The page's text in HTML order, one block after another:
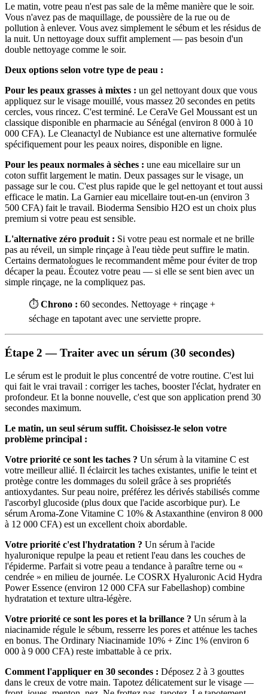
Le matin, votre peau n'est pas sale de la même manière que le soir.
Vous n'avez pas de maquillage, de poussière de la rue ou de
pollution à enlever. Vous avez simplement le sébum et les résidus de
la nuit. Un nettoyage doux suffit amplement — pas besoin d'un
double nettoyage comme le soir.
Deux options selon votre type de peau :
Pour les peaux grasses à mixtes : un gel nettoyant doux que vous
appliquez sur le visage mouillé, vous massez 20 secondes en petits
cercles, vous rincez. C'est terminé. Le CeraVe Gel Moussant est un
classique disponible en pharmacie au Sénégal (environ 8 000 à 10
000 CFA). Le Cleanactyl de Nubiance est une alternative formulée
spécifiquement pour les peaux noires, disponible en ligne.
Pour les peaux normales à sèches : une eau micellaire sur un
coton suffit largement le matin. Deux passages sur le visage, un
passage sur le cou. C'est plus rapide que le gel nettoyant et tout aussi
efficace le matin. La Garnier eau micellaire tout-en-un (environ 3
500 CFA) fait le travail. Bioderma Sensibio H2O est un choix plus
premium si votre peau est sensible.
L'alternative zéro produit : Si votre peau est normale et ne brille
pas au réveil, un simple rinçage à l'eau tiède peut suffire le matin.
Certains dermatologues le recommandent même pour éviter de trop
décaper la peau. Écoutez votre peau — si elle se sent bien avec un
simple rinçage, ne la compliquez pas.
⏱️ Chrono : 60 secondes. Nettoyage + rinçage +
séchage en tapotant avec une serviette propre.
Étape 2 — Traiter avec un sérum (30 secondes)
Le sérum est le produit le plus concentré de votre routine. C'est lui
qui fait le vrai travail : corriger les taches, booster l'éclat, hydrater en
profondeur. Et la bonne nouvelle, c'est que son application prend 30
secondes maximum.
Le matin, un seul sérum suffit. Choisissez-le selon votre
problème principal :
Votre priorité ce sont les taches ? Un sérum à la vitamine C est
votre meilleur allié. Il éclaircit les taches existantes, unifie le teint et
protège contre les dommages du soleil grâce à ses propriétés
antioxydantes. Sur peau noire, préférez les dérivés stabilisés comme
l'ascorbyl glucoside (plus doux que l'acide ascorbique pur). Le
sérum Aroma-Zone Vitamine C 10% & Astaxanthine (environ 8 000
à 12 000 CFA) est un excellent choix abordable.
Votre priorité c'est l'hydratation ? Un sérum à l'acide
hyaluronique repulpe la peau et retient l'eau dans les couches de
l'épiderme. Parfait si votre peau a tendance à paraître terne ou «
cendrée » en milieu de journée. Le COSRX Hyaluronic Acid Hydra
Power Essence (environ 12 000 CFA sur Fabellashop) combine
hydratation et texture ultra-légère.
Votre priorité ce sont les pores et la brillance ? Un sérum à la
niacinamide régule le sébum, resserre les pores et atténue les taches
en bonus. The Ordinary Niacinamide 10% + Zinc 1% (environ 6
000 à 9 000 CFA) reste imbattable à ce prix.
Comment l'appliquer en 30 secondes : Déposez 2 à 3 gouttes
dans le creux de votre main. Tapotez délicatement sur le visage —